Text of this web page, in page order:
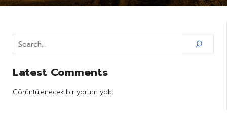
Latest Comments
Görüntülenecek bir yorum yok.